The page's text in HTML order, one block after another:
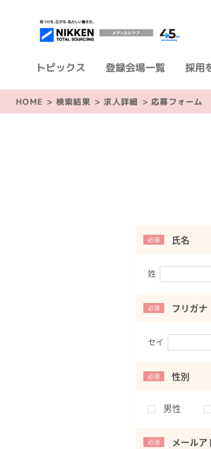
トピックス 登録会場一覧 採用
HOME > 検索結果 > 求人詳細 > 応募フォーム
必須 氏名
姓
必須 フリガナ
セイ
必須 性別
男性
必須 メールア